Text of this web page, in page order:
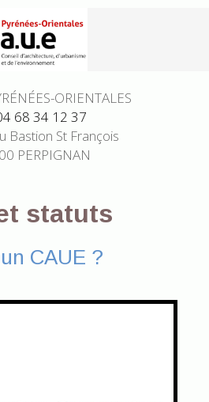
ORIENTALES
68 34 12 37
Bastion St François
PERPIGNAN
statuts
CAUE ?